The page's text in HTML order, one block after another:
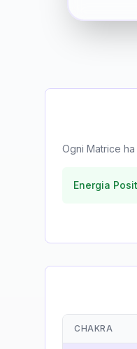
Ogni Matrice
Energia
CHAKRA